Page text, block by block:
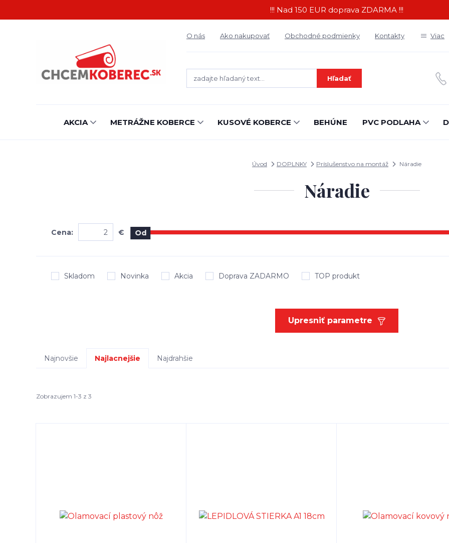
!!! Nad 150 EUR doprava ZDARMA !!!
O nás Ako nakupovať Obchodné podmienky Kontakty Viac
Hľadať
AKCIA METRÁŽNE KOBERCE KUSOVÉ KOBERCE BEHÚNE PVC PODLAHA
Úvod DOPLNKY Príslušenstvo na montáž Náradie
Náradie
Upresniť parametre
Cena: € Od
Skladom Novinka Akcia Doprava ZADARMO TOP produkt
Najnovšie Najlacnejšie Najdrahšie
Zobrazujem 1-3 z 3